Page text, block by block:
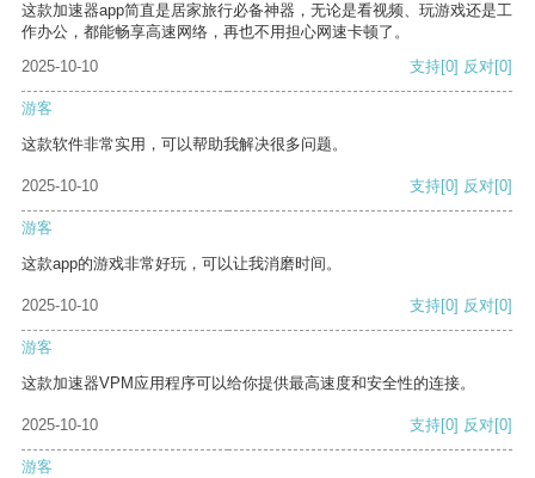
这款加速器app简直是居家旅行必备神器，无论是看视频、玩游戏还是工
作办公，都能畅享高速网络，再也不用担心网速卡顿了。
2025-10-10
支持[0] 反对[0]
游客
这款软件非常实用，可以帮助我解决很多问题。
2025-10-10 支持[0] 反对[0]
游客
这款app的游戏非常好玩，可以让我消磨时间。
2025-10-10 支持[0] 反对[0]
游客
这款加速器VPM应用程序可以给你提供最高速度和安全性的连接。
2025-10-10 支持[0] 反对[0]
游客